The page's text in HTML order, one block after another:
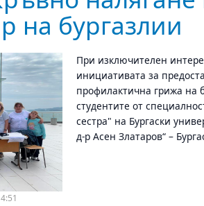
на бургазлии
При изключителен
инициативата за
профилактична грижа на
студентите от
сестра" на Бургаски
д-р Асен Златаров“ –